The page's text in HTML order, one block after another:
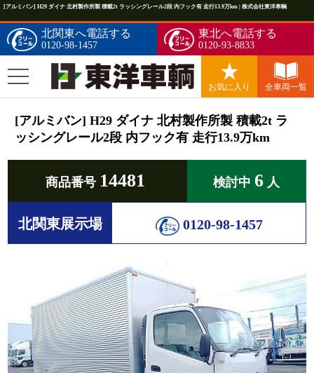
[アルミバン] H29 ダイナ 北村製作所製 積載2t ラッシングレール2段 内フック有 走行13.9万km | 株式会社東洋車輌
北関東へ電話する
0120-98-1457
東北へ電話する
0120-93-8833
お気に入り 全車両一覧
[アルミバン] H29 ダイナ 北村製作所製 積載2t ラ
ッシングレール2段 内フック有 走行13.9万km
商品番号 14481 検討中 6 人
北関東展示場 0120-98-1457